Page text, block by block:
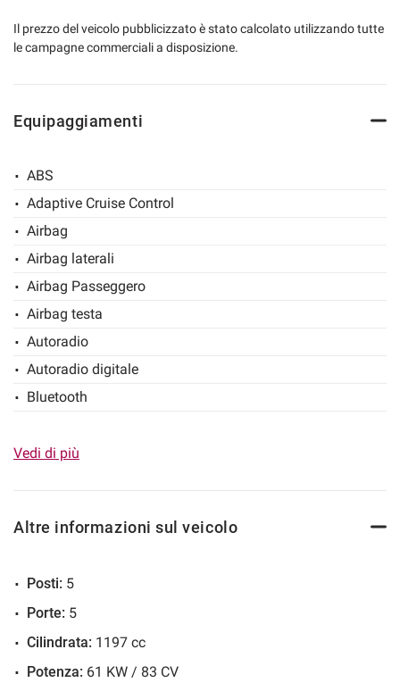
SITO : www.eurocarsrl.com
Il prezzo del veicolo pubblicizzato è stato calcolato utilizzando tutte
le campagne commerciali a disposizione.
Equipaggiamenti
ABS
Adaptive Cruise Control
Airbag
Airbag laterali
Airbag Passeggero
Airbag testa
Autoradio
Autoradio digitale
Bluetooth
Chiusura centralizzata
Controllo trazione
ESP
Fari LED
Fendinebbia
Frenata d'emergenza assistita
Vedi di più
Altre informazioni sul veicolo
Posti: 5
Porte: 5
Cilindrata: 1197 cc
Potenza: 61 KW / 83 CV
Cookie delle preferenze
Cookie analitici
Leggi
la
cookie
policy
Salva
le
impostazioni